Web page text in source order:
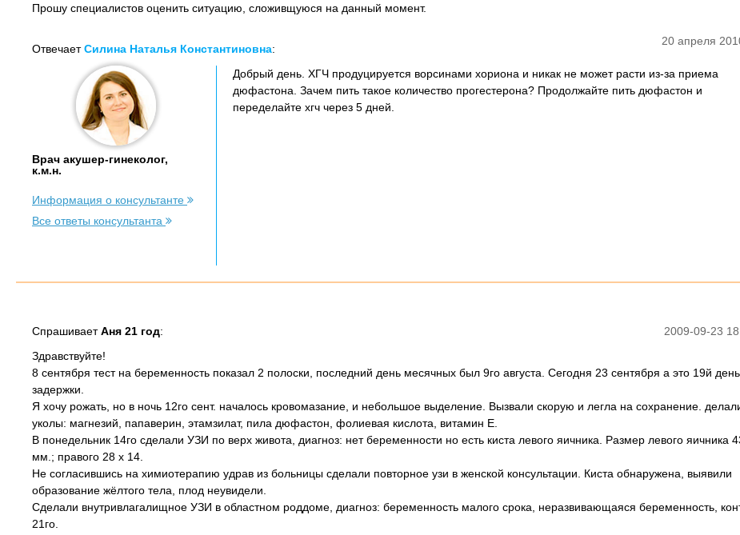
Прошу специалистов оценить ситуацию, сложивщуюся на данный момент.
20 апреля
ОтвечаетСилина Наталья Константиновна:
Врач акушер-гинеколог,
к.м.н.
Информация о консультанте
Все ответы консультанта
Добрый день. ХГЧ продуцируется ворсинами хориона и никак не может расти из-за приема
дюфастона. Зачем пить такое количество прогестерона? Продолжайте пить дюфастон и
переделайте хгч через 5 дней.
2009-09-23
СпрашиваетАня 21 год:
Здравствуйте!
8 сентября тест на беременность показал 2 полоски, последний день месячных был 9го августа. Сегодня 23 сентября а это 19й день
задержки.
Я хочу рожать, но в ночь 12го сент. началось кровомазание, и небольшое выделение. Вызвали скорую и легла на сохранение.
уколы: магнезий, папаверин, этамзилат, пила дюфастон, фолиевая кислота, витамин Е.
В понедельник 14го сделали УЗИ по верх живота, диагноз: нет беременности но есть киста левого яичника. Размер левого яичника
мм.; правого 28 х 14.
Не согласившись на химиотерапию удрав из больницы сделали повторное узи в женской консультации. Киста обнаружена, выявили
образование жёлтого тела, плод неувидели.
Сделали внутривлагалищное УЗИ в областном роддоме, диагноз: беременность малого срока, неразвивающаяся беременность,
21го.